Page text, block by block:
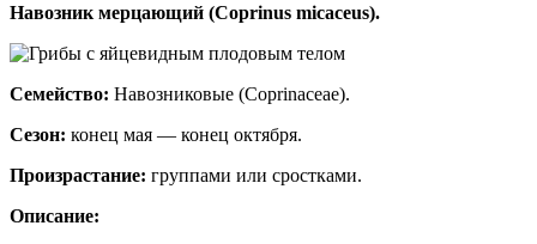
Навозник мерцающий (Coprinus micaceus).
Семейство: Навозниковые (Coprinaceae).
Сезон: конец мая — конец октября.
Произрастание: группами или сростками.
Описание: